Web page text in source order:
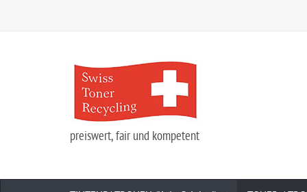
preiswert, fair und kompetent